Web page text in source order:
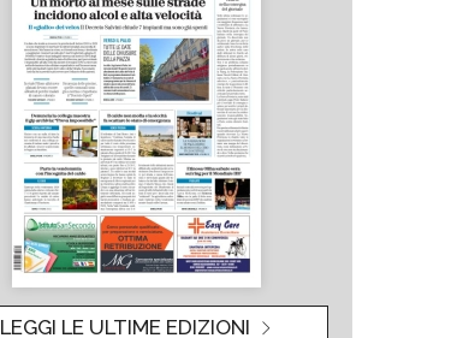
LEGGI LE ULTIME EDIZIONI